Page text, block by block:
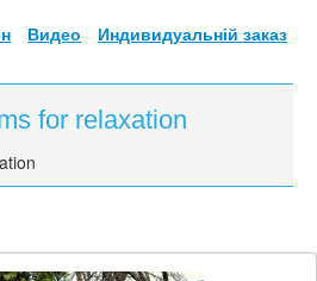
Видео Индивидуальній заказ
for relaxation